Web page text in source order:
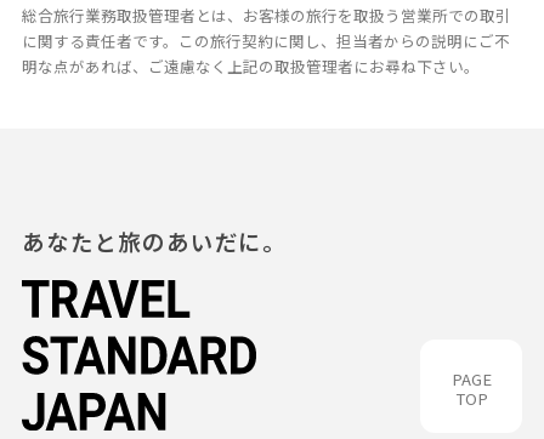
総合旅行業務取扱管理者とは、お客様の旅行を取扱う営業所での取引
に関する責任者です。この旅行契約に関し、担当者からの説明にご不
明な点があれば、ご遠慮なく上記の取扱管理者にお尋ね下さい。
PAGE
TOP
あなたと旅のあいだに。